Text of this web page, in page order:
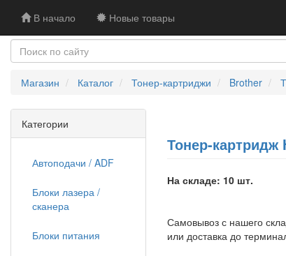
В начало Новые товары
Магазин Каталог Тонер-картриджи Brother
Тонер-картридж
На складе: 10 шт.
Самовывоз с нашего
или доставка до
Категории
Автоподачи / ADF
Блоки лазера /
сканера
Блоки питания